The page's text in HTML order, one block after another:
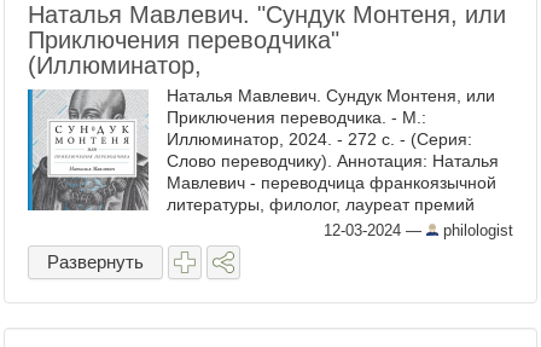
Наталья Мавлевич. "Сундук Монтеня, или
Приключения переводчика"
(Иллюминатор,
Наталья Мавлевич. Сундук Монтеня, или
Приключения переводчика. - М.:
Иллюминатор, 2024. - 272 с. - (Серия:
Слово переводчику). Аннотация: Наталья
Мавлевич - переводчица франкоязычной
литературы, филолог, лауреат премий
имени Мориса Ваксмахера и "Мастер".
Быть переводчиком значит прожить ...
12-03-2024 — philologist
Развернуть